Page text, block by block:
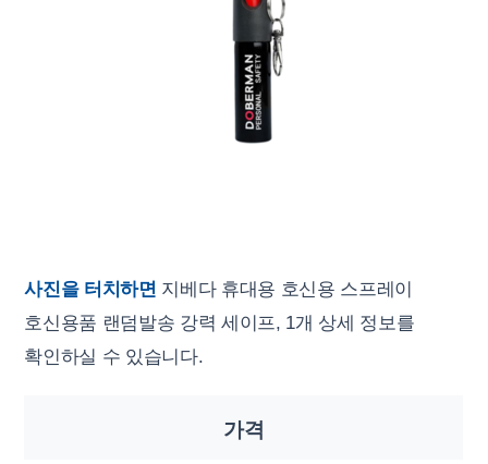
사진을 터치하면 지베다 휴대용 호신용 스프레이
호신용품 랜덤발송 강력 세이프, 1개 상세 정보를
확인하실 수 있습니다.
가격